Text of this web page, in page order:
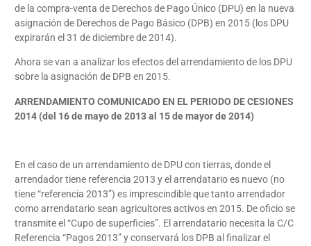
de la compra-venta de Derechos de Pago Único (DPU) en la nueva
asignación de Derechos de Pago Básico (DPB) en 2015 (los DPU
expirarán el 31 de diciembre de 2014).
Ahora se van a analizar los efectos del arrendamiento de los DPU
sobre la asignación de DPB en 2015.
ARRENDAMIENTO COMUNICADO EN EL PERIODO DE CESIONES
2014 (del 16 de mayo de 2013 al 15 de mayor de 2014)
En el caso de un arrendamiento de DPU con tierras, donde el
arrendador tiene referencia 2013 y el arrendatario es nuevo (no
tiene “referencia 2013”) es imprescindible que tanto arrendador
como arrendatario sean agricultores activos en 2015. De oficio se
transmite el “Cupo de superficies”. El arrendatario necesita la C/C
Referencia “Pagos 2013” y conservará los DPB al finalizar el